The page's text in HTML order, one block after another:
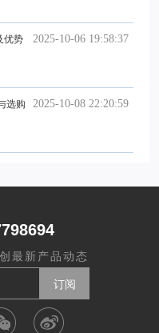
2025-10-06 19:58:37
优势
2025-10-08 22:20:59
选购
最新产品动态